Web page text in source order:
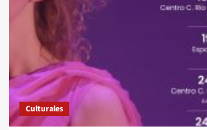
Culturales